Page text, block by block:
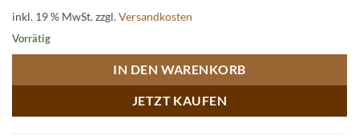
inkl. 19 % MwSt.zzgl.Versandkosten
Vorrätig
IN DEN WARENKORB
JETZT KAUFEN